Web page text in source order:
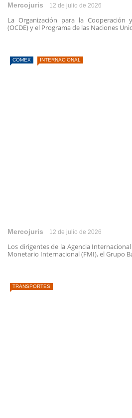
Mercojuris 12 de julio de 2026
La Organización para la Cooperación
(OCDE) y el Programa de las Naciones
COMEX INTERNACIONAL
Mercojuris 12 de julio de 2026
Los dirigentes de la Agencia
Monetario Internacional (FMI), el Grupo
TRANSPORTES